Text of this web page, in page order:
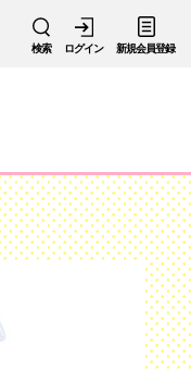
検索 ログイン 新規会員登録